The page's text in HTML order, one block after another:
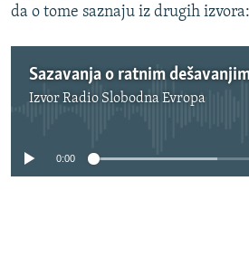
da o tome saznaju iz drugih izvora:
Sazavanja o ratnim
IzvorRadio Slobodna Evropa
No media source
0:00